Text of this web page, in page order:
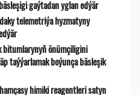
gaýtadan yglan edýär
telemetriýa hyzmatyny
bitumlarynyň önümçiligini
taýýarlamak boýunça bäsleşik
himiki reagentleri satyn